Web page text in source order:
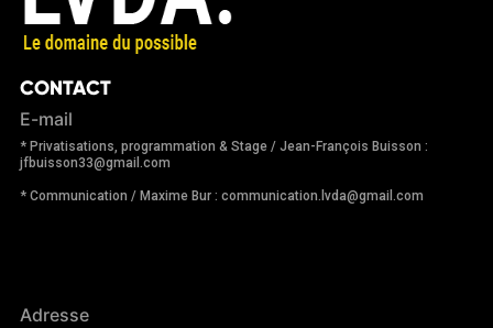
CONTACT
E-mail
* Privatisations, programmation & Stage / Jean-François Buisson :
jfbuisson33@gmail.com
* Communication / Maxime Bur : communication.lvda@gmail.com
Adresse